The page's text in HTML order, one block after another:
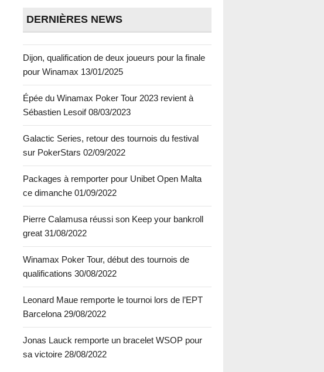
DERNIÈRES NEWS
Dijon, qualification de deux joueurs pour la finale
pour Winamax 13/01/2025
Épée du Winamax Poker Tour 2023 revient à
Sébastien Lesoif 08/03/2023
Galactic Series, retour des tournois du festival
sur PokerStars 02/09/2022
Packages à remporter pour Unibet Open Malta
ce dimanche 01/09/2022
Pierre Calamusa réussi son Keep your bankroll
great 31/08/2022
Winamax Poker Tour, début des tournois de
qualifications 30/08/2022
Leonard Maue remporte le tournoi lors de l’EPT
Barcelona 29/08/2022
Jonas Lauck remporte un bracelet WSOP pour
sa victoire 28/08/2022